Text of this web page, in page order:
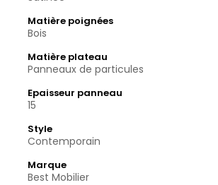
Matière poignées
Bois
Matière plateau
Panneaux de particules
Epaisseur panneau
15
Style
Contemporain
Marque
Best Mobilier